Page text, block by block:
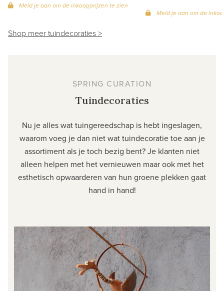
Meld je aan om de inkoopprijzen te zien
Meld je aan om de
Shop meer tuindecoraties >
SPRING CURATION
Tuindecoraties
Nu je alles wat tuingereedschap is hebt ingeslagen,
waarom voeg je dan niet wat tuindecoratie toe aan je
assortiment als je toch bezig bent? Je klanten niet
alleen helpen met het vernieuwen maar ook met het
esthetisch opwaarderen van hun groene plekken gaat
hand in hand!